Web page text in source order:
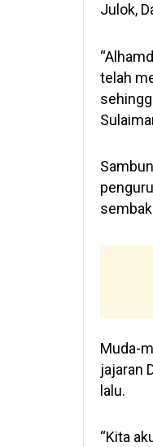
Julok,
telah
Muda-
jajaran
lalu.
“Kita